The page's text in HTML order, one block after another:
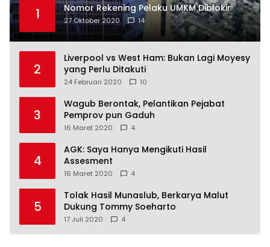
1 Nomor Rekening Pelaku UMKM Diblokir
27 Oktober 2020 14
2
Liverpool vs West Ham: Bukan Lagi Moyesy
yang Perlu Ditakuti
24 Februari 2020 10
3
Wagub Berontak, Pelantikan Pejabat
Pemprov pun Gaduh
16 Maret 2020 4
4
AGK: Saya Hanya Mengikuti Hasil
Assesment
16 Maret 2020 4
5
Tolak Hasil Munaslub, Berkarya Malut
Dukung Tommy Soeharto
17 Juli 2020 4